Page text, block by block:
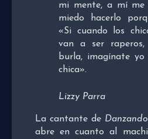
mi mente, a mí me
miedo hacerlo
«Si cuando los
van a ser
burla, imagínate yo
chica».
Lizzy Parra
La cantante de Danzando
abre en cuanto al